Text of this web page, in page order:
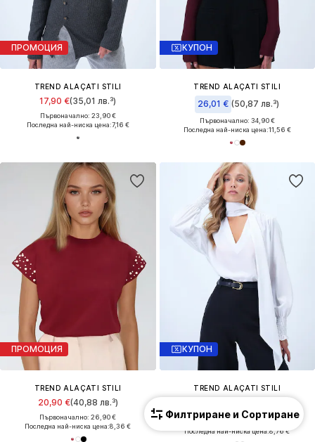
ПРОМОЦИЯ
TREND ALAÇATI STILI
17,90 €(35,01 лв.³)
Първоначално: 23,90 €
Последна най-ниска цена:7,16 €
КУПОН
TREND ALAÇATI STILI
26,01 € (50,87 лв.³)
Първоначално: 34,90 €
Последна най-ниска цена:11,56 €
ПРОМОЦИЯ
TREND ALAÇATI STILI
20,90 €(40,88 лв.³)
Първоначално: 26,90 €
Последна най-ниска цена:8,36 €
КУПОН
TREND ALAÇATI STILI
Първоначално: 27,90 €
Последна най-ниска цена:8,76 €
Филтриране и Сортиране